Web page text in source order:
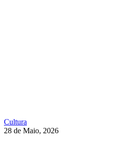
Cultura
28 de Maio, 2026